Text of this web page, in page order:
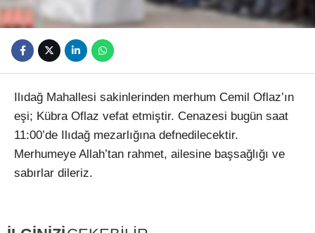
Ilıdağ Mahallesi sakinlerinden merhum Cemil Oflaz’ın
eşi; Kübra Oflaz vefat etmiştir. Cenazesi bugün saat
11:00’de Ilıdağ mezarlığına defnedilecektir.
Merhumeye Allah’tan rahmet, ailesine başsağlığı ve
sabırlar dileriz.